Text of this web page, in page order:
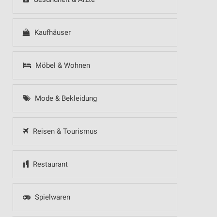
Kaufhäuser
Möbel & Wohnen
Mode & Bekleidung
Reisen & Tourismus
Restaurant
Spielwaren